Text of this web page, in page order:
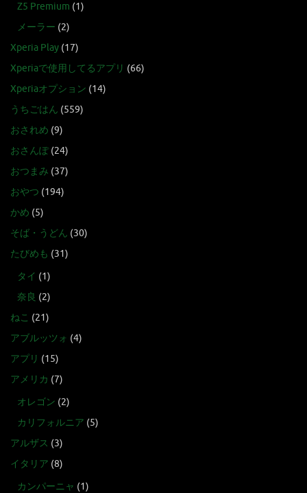
Z5 Premium (1)
メーラー (2)
Xperia Play (17)
Xperiaで使用してるアプリ (66)
Xperiaオプション (14)
うちごはん (559)
おされめ (9)
おさんぽ(24)
おつまみ (37)
おやつ (194)
かめ (5)
そば・うどん (30)
たびめも (31)
タイ (1)
奈良 (2)
ねこ (21)
アブルッツォ (4)
アプリ (15)
アメリカ (7)
オレゴン (2)
カリフォルニア (5)
アルザス (3)
イタリア (8)
カンパーニャ (1)